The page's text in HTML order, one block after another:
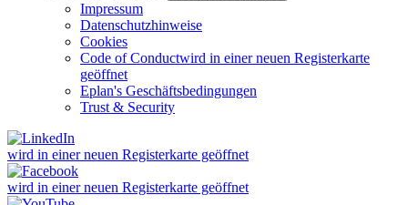
Impressum
Datenschutzhinweise
Cookies
Code of Conductwird in einer neuen Registerkarte
geöffnet
Eplan's Geschäftsbedingungen
Trust & Security
wird in einer neuen Registerkarte geöffnet
wird in einer neuen Registerkarte geöffnet